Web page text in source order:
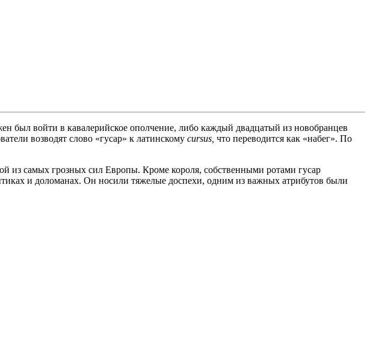
был войти в кавалерийское ополчение, либо каждый двадцатый из новобранцев
возводят слово «гусар» к латинскому cursus, что переводится как «набег». По
из самых грозных сил Европы. Кроме короля, собственными ротами гусар
и доломанах. Он носили тяжелые доспехи, одним из важных атрибутов были